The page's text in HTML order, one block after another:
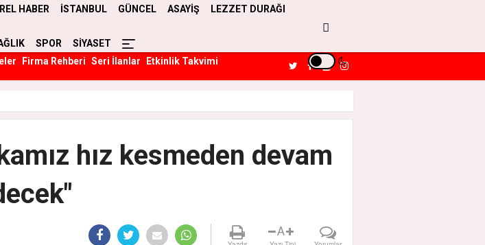
HABER İSTANBUL GÜNCEL ASAYİŞ LEZZET DURAĞI
SPOR
SİYASET
Firma Rehberi Seri İlanlar
Etkinlik Takvimi
hız kesmeden devam
A